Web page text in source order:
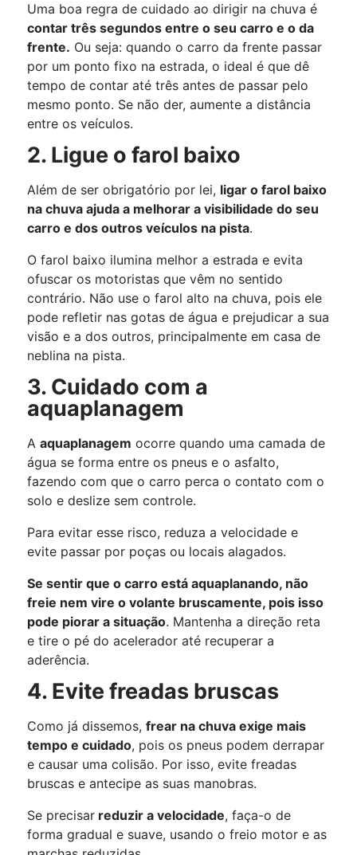
Uma boa regra de cuidado ao dirigir na chuva é
contar três segundos entre o seu carro e o da
frente. Ou seja: quando o carro da frente passar
por um ponto fixo na estrada, o ideal é que dê
tempo de contar até três antes de passar pelo
mesmo ponto. Se não der, aumente a distância
entre os veículos.
2. Ligue o farol baixo
Além de ser obrigatório por lei, ligar o farol baixo
na chuva ajuda a melhorar a visibilidade do seu
carro e dos outros veículos na pista.
O farol baixo ilumina melhor a estrada e evita
ofuscar os motoristas que vêm no sentido
contrário. Não use o farol alto na chuva, pois ele
pode refletir nas gotas de água e prejudicar a sua
visão e a dos outros, principalmente em casa de
neblina na pista.
3. Cuidado com a
aquaplanagem
A aquaplanagem ocorre quando uma camada de
água se forma entre os pneus e o asfalto,
fazendo com que o carro perca o contato com o
solo e deslize sem controle.
Para evitar esse risco, reduza a velocidade e
evite passar por poças ou locais alagados.
Se sentir que o carro está aquaplanando, não
freie nem vire o volante bruscamente, pois isso
pode piorar a situação. Mantenha a direção reta
e tire o pé do acelerador até recuperar a
aderência.
4. Evite freadas bruscas
Como já dissemos, frear na chuva exige mais
tempo e cuidado, pois os pneus podem derrapar
e causar uma colisão. Por isso, evite freadas
bruscas e antecipe as suas manobras.
Se precisarreduzir a velocidade, faça-o de
forma gradual e suave, usando o freio motor e as